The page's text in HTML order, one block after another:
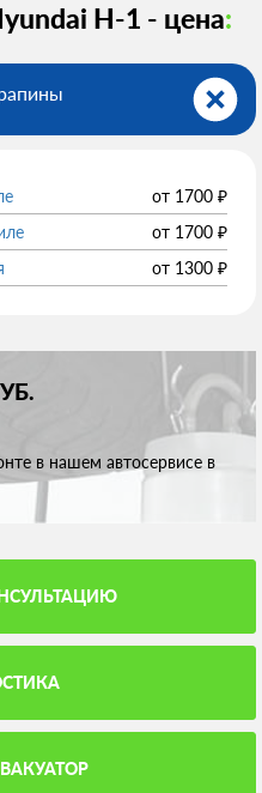
H-1 - цена:
от 1700 ₽
от 1700 ₽
от 1300 ₽
в нашем автосервисе в